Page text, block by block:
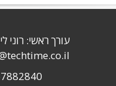
עורך ראשי: רוני